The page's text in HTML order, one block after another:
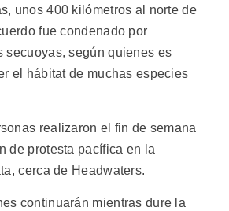
unos 400 kilómetros al norte de
fue condenado por
secuoyas, según quienes es
el hábitat de muchas especies
realizaron el fin de semana
de protesta pacífica en la
cerca de Headwaters.
continuarán mientras dure la